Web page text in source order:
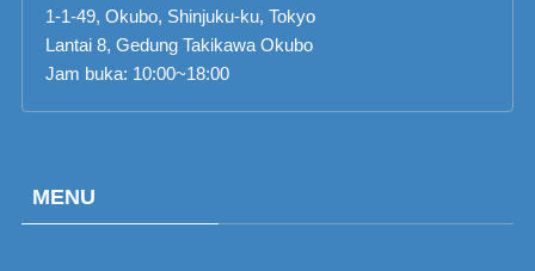
1-1-49, Okubo, Shinjuku-ku, Tokyo
Lantai 8, Gedung Takikawa Okubo
Jam buka: 10:00~18:00
MENU